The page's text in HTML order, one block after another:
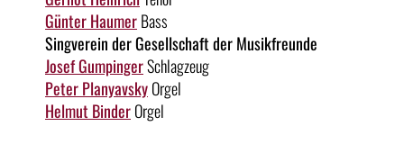
Günter HaumerBass
Singverein der Gesellschaft der Musikfreunde
Josef GumpingerSchlagzeug
Peter PlanyavskyOrgel
Helmut BinderOrgel